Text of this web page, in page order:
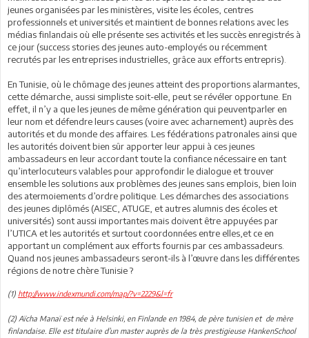
jeunes organisées par les ministères, visite les écoles, centres
professionnels et universités et maintient de bonnes relations avec les
médias finlandais où elle présente ses activités et les succès enregistrés à
ce jour (success stories des jeunes auto-employés ou récemment
recrutés par les entreprises industrielles, grâce aux efforts entrepris).
En Tunisie, où le chômage des jeunes atteint des proportions alarmantes,
cette démarche, aussi simpliste soit-elle, peut se révéler opportune. En
effet, il n’y a que les jeunes de même génération qui peuventparler en
leur nom et défendre leurs causes (voire avec acharnement) auprès des
autorités et du monde des affaires. Les fédérations patronales ainsi que
les autorités doivent bien sûr apporter leur appui à ces jeunes
ambassadeurs en leur accordant toute la confiance nécessaire en tant
qu’interlocuteurs valables pour approfondir le dialogue et trouver
ensemble les solutions aux problèmes des jeunes sans emplois, bien loin
des atermoiements d’ordre politique. Les démarches des associations
des jeunes diplômés (AISEC, ATUGE, et autres alumnis des écoles et
universités) sont aussi importantes mais doivent être appuyées par
l’UTICA et les autorités et surtout coordonnées entre elles,et ce en
apportant un complément aux efforts fournis par ces ambassadeurs.
Quand nos jeunes ambassadeurs seront-ils à l’œuvre dans les différentes
régions de notre chère Tunisie ?
(1) http://www.indexmundi.com/map/?v=2229&l=fr
(2) Aïcha Manaï est née à Helsinki, en Finlande en 1984, de père tunisien et de mère
finlandaise. Elle est titulaire d’un master auprès de la très prestigieuse HankenSchool